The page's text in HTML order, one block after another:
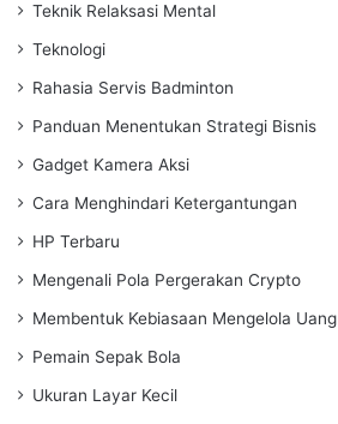
Teknik Relaksasi Mental
Teknologi
Rahasia Servis Badminton
Panduan Menentukan Strategi Bisnis
Gadget Kamera Aksi
Cara Menghindari Ketergantungan
HP Terbaru
Mengenali Pola Pergerakan Crypto
Membentuk Kebiasaan Mengelola Uang
Pemain Sepak Bola
Ukuran Layar Kecil